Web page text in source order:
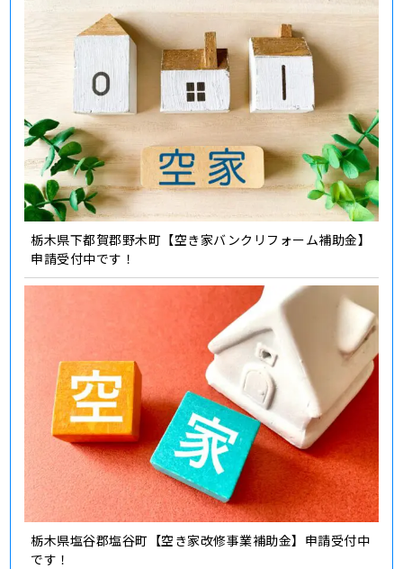
栃木県下都賀郡野木町【空き家バンクリフォーム補助金】
申請受付中です！
栃木県塩谷郡塩谷町【空き家改修事業補助金】申請受付中
です！